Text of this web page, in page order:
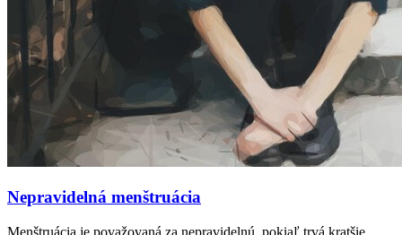
Nepravidelná menštruácia
Menštruácia je považovaná za nepravidelnú, pokiaľ trvá kratšie